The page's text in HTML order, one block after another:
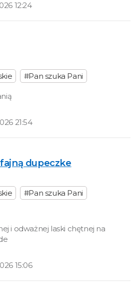
12:24
#Pan szuka Pani
21:54
dupeczke
#Pan szuka Pani
i odważnej laski chętnej na
15:06